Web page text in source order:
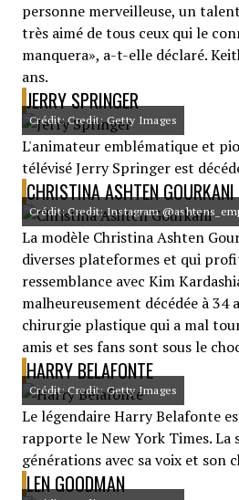
personne merveilleuse, un
très aimé de tous ceux qui le
manquera», a-t-elle déclaré.
ans.
JERRY SPRINGER
Crédit: Credit: Getty Images
L'animateur emblématique et
télévisé Jerry Springer est
CHRISTINA ASHTEN GOURKANI
Crédit: Credit: Instagram
La modèle Christina Ashten
diverses plateformes et qui
ressemblance avec Kim
malheureusement décédée à 34
chirurgie plastique qui a mal
amis et ses fans sont sous le
HARRY BELAFONTE
Crédit: Credit: Getty Images
Le légendaire Harry Belafonte
rapporte le New York Times. La
générations avec sa voix et son
LEN GOODMAN